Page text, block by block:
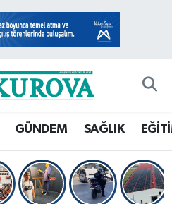
GÜNDEM SAĞLIK
Haritası
ve Fikstür